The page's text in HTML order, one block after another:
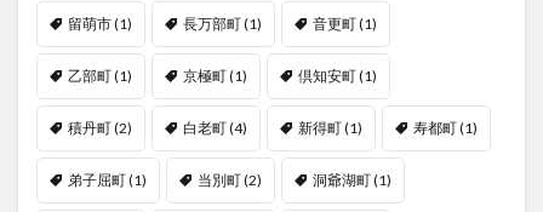
留萌市(1) 長万部町(1) 音更町(1)
乙部町(1) 京極町(1) 倶知安町(1)
積丹町(2) 白老町(4) 新得町(1) 寿都町(1)
弟子屈町(1) 当別町(2) 洞爺湖町(1)